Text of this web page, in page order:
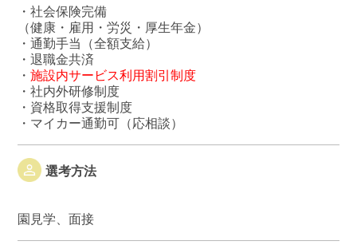
・社会保険完備
（健康・雇用・労災・厚生年金）
・通勤手当（全額支給）
・退職金共済
・ 施設内サービス利用割引制度
・社内外研修制度
・資格取得支援制度
・マイカー通勤可（応相談）
選考方法
園見学、面接